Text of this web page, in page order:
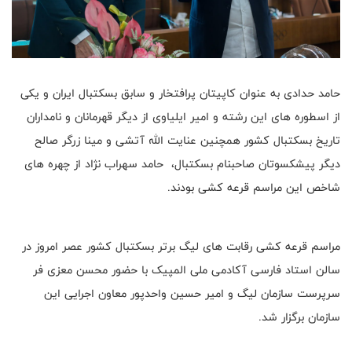
حامد حدادی به عنوان کاپیتان پرافتخار و سابق بسکتبال ایران و یکی
از اسطوره های این رشته و امیر ایلیاوی از دیگر قهرمانان و نامداران
تاریخ بسکتبال کشور همچنین عنایت الله آتشی و مینا زرگر صالح
دیگر پیشکسوتان صاحبنام بسکتبال، حامد سهراب نژاد از چهره های
شاخص این مراسم قرعه کشی بودند.
مراسم قرعه کشی رقابت های لیگ برتر بسکتبال کشور عصر امروز در
سالن استاد فارسی آکادمی ملی المپیک با حضور محسن معزی فر
سرپرست سازمان لیگ و امیر حسین واحدپور معاون اجرایی این
سازمان برگزار شد.